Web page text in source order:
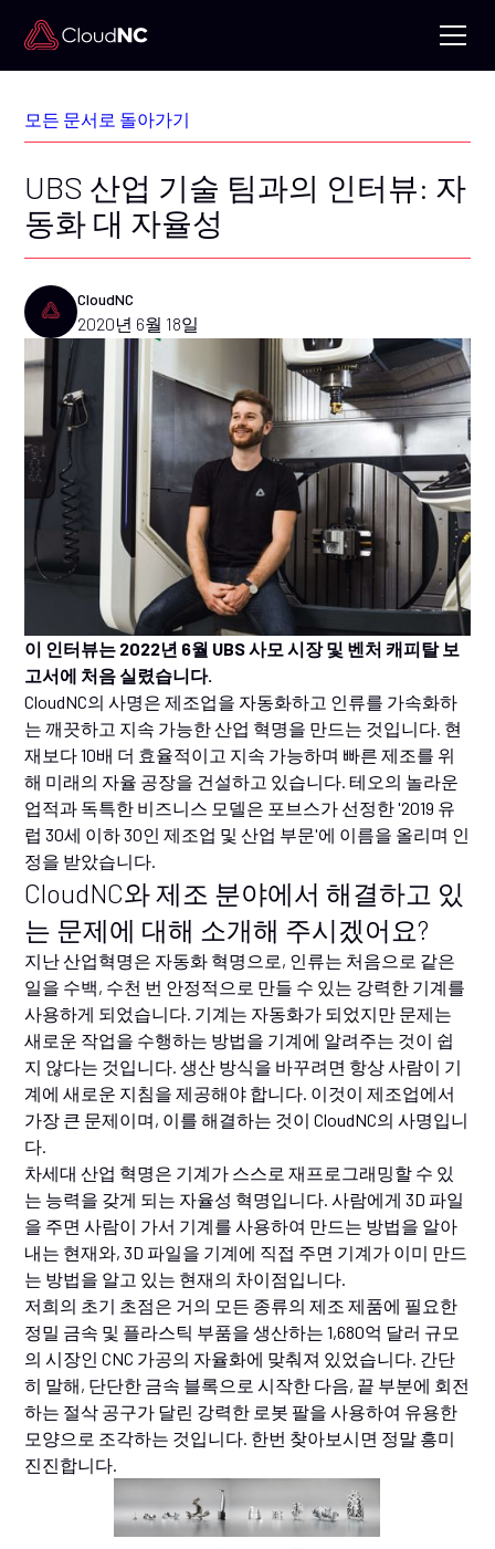
모든 문서로 돌아가기
UBS 산업 기술 팀과의 인터뷰: 자
동화 대 자율성
CloudNC
2020년 6월 18일
이 인터뷰는 2022년 6월 UBS 사모 시장 및 벤처 캐피탈 보
고서에 처음 실렸습니다.
CloudNC의 사명은 제조업을 자동화하고 인류를 가속화하
는 깨끗하고 지속 가능한 산업 혁명을 만드는 것입니다. 현
재보다 10배 더 효율적이고 지속 가능하며 빠른 제조를 위
해 미래의 자율 공장을 건설하고 있습니다. 테오의 놀라운
업적과 독특한 비즈니스 모델은 포브스가 선정한 '2019 유
럽 30세 이하 30인 제조업 및 산업 부문'에 이름을 올리며 인
정을 받았습니다.
CloudNC와 제조 분야에서 해결하고 있
는 문제에 대해 소개해 주시겠어요?
지난 산업혁명은 자동화 혁명으로, 인류는 처음으로 같은
일을 수백, 수천 번 안정적으로 만들 수 있는 강력한 기계를
사용하게 되었습니다. 기계는 자동화가 되었지만 문제는
새로운 작업을 수행하는 방법을 기계에 알려주는 것이 쉽
지 않다는 것입니다. 생산 방식을 바꾸려면 항상 사람이 기
계에 새로운 지침을 제공해야 합니다. 이것이 제조업에서
가장 큰 문제이며, 이를 해결하는 것이 CloudNC의 사명입니
다.
차세대 산업 혁명은 기계가 스스로 재프로그래밍할 수 있
는 능력을 갖게 되는 자율성 혁명입니다. 사람에게 3D 파일
을 주면 사람이 가서 기계를 사용하여 만드는 방법을 알아
내는 현재와, 3D 파일을 기계에 직접 주면 기계가 이미 만드
는 방법을 알고 있는 현재의 차이점입니다.
저희의 초기 초점은 거의 모든 종류의 제조 제품에 필요한
정밀 금속 및 플라스틱 부품을 생산하는 1,680억 달러 규모
의 시장인 CNC 가공의 자율화에 맞춰져 있었습니다. 간단
히 말해, 단단한 금속 블록으로 시작한 다음, 끝 부분에 회전
하는 절삭 공구가 달린 강력한 로봇 팔을 사용하여 유용한
모양으로 조각하는 것입니다. 한번 찾아보시면 정말 흥미
진진합니다.